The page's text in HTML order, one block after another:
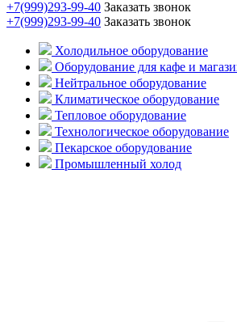
+7(999)293-99-40 Заказать звонок
+7(999)293-99-40 Заказать звонок
Холодильное оборудование
Оборудование для кафе и
Нейтральное оборудование
Климатическое оборудование
Тепловое оборудование
Технологическое оборудование
Пекарское оборудование
Промышленный холод